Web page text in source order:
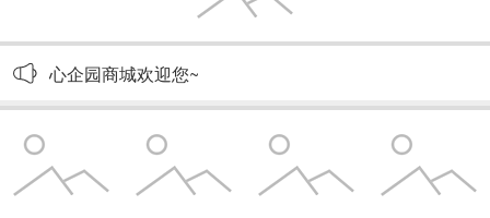
心企园商城欢迎您~